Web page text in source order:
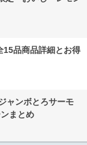
15品商品詳細とお得
ャンボとろサーモ
まとめ